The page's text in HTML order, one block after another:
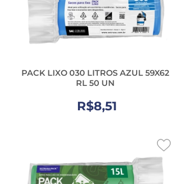
PACK LIXO 030 LITROS AZUL 59X62
RL 50 UN
R$8,51